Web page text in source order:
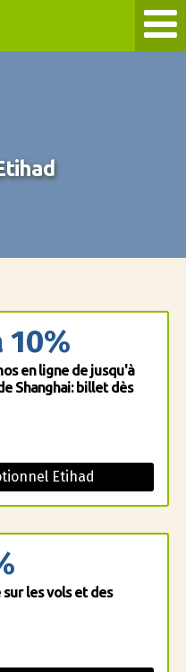
en ligne de jusqu'à
Shanghai: billet dès
Etihad
les vols et des